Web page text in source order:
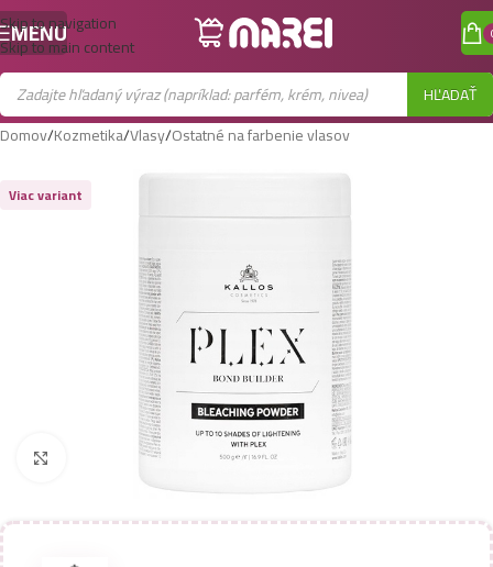
Skip to navigation
Skip to main content
MENU
HĽADAŤ
Domov/Kozmetika/Vlasy/Ostatné na farbenie vlasov
Viac variant
Zobraziť väčší obrázok